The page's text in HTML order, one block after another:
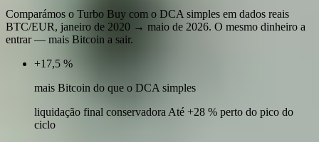
Comparámos o Turbo Buy com o DCA simples em dados reais
BTC/EUR, janeiro de 2020 → maio de 2026. O mesmo dinheiro a
entrar — mais Bitcoin a sair.
+17,5 %
mais Bitcoin do que o DCA simples
liquidação final conservadora Até +28 % perto do pico do
ciclo